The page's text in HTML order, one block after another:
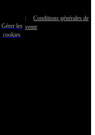
Gérer les
cookies
| Conditions générales de
vente